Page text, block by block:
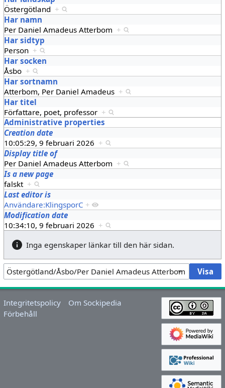
Östergötland +
Har namn
Per Daniel Amadeus Atterbom +
Har sidtyp
Person +
Har socken
Åsbo +
Har sortnamn
Atterbom, Per Daniel Amadeus +
Har titel
Författare, poet, professor +
Administrative properties
Creation date
10:05:29, 9 februari 2026 +
Display title of
Per Daniel Amadeus Atterbom +
Is a new page
falskt +
Last editor is
Användare:KlingsporC +
Modification date
10:34:10, 9 februari 2026 +
Inga egenskaper länkar till den här sidan.
Integritetspolicy
Om Sockipedia
Förbehåll